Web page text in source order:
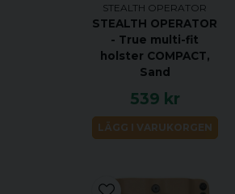
STEALTH OPERATOR
STEALTH OPERATOR
- True multi-fit
holster COMPACT,
Sand
539 kr
LÄGG I VARUKORGEN